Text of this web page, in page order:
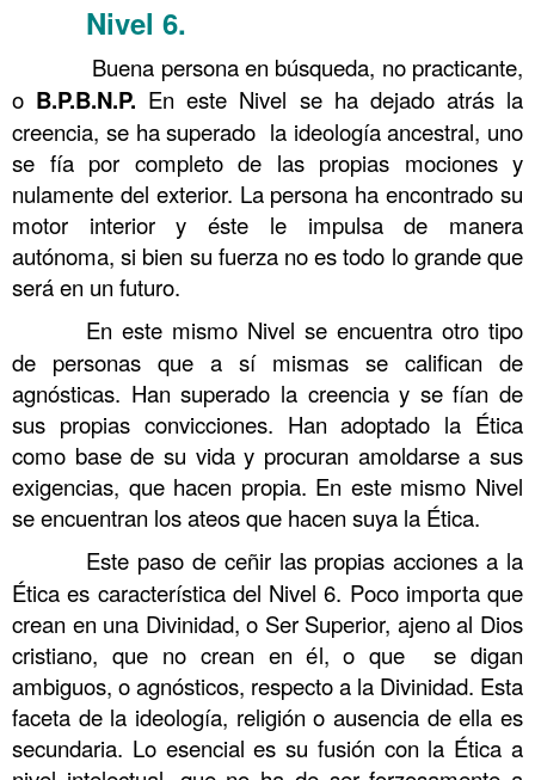
Nivel 6.
Buena persona en búsqueda, no practicante,
o B.P.B.N.P. En este Nivel se ha dejado atrás la
creencia, se ha superado la ideología ancestral, uno
se fía por completo de las propias mociones y
nulamente del exterior. La persona ha encontrado su
motor interior y éste le impulsa de manera
autónoma, si bien su fuerza no es todo lo grande que
será en un futuro.
En este mismo Nivel se encuentra otro tipo
de personas que a sí mismas se califican de
agnósticas. Han superado la creencia y se fían de
sus propias convicciones. Han adoptado la Ética
como base de su vida y procuran amoldarse a sus
exigencias, que hacen propia. En este mismo Nivel
se encuentran los ateos que hacen suya la Ética.
Este paso de ceñir las propias acciones a la
Ética es característica del Nivel 6. Poco importa que
crean en una Divinidad, o Ser Superior, ajeno al Dios
cristiano, que no crean en él, o que se digan
ambiguos, o agnósticos, respecto a la Divinidad. Esta
faceta de la ideología, religión o ausencia de ella es
secundaria. Lo esencial es su fusión con la Ética a